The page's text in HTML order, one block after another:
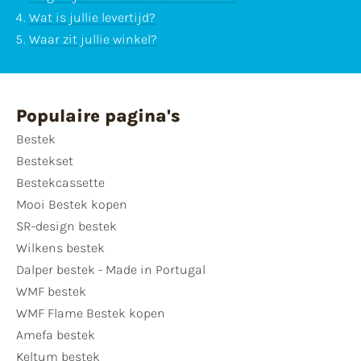
Wat is jullie levertijd?
Waar zit jullie winkel?
Populaire pagina's
Bestek
Bestekset
Bestekcassette
Mooi Bestek kopen
SR-design bestek
Wilkens bestek
Dalper bestek - Made in Portugal
WMF bestek
WMF Flame Bestek kopen
Amefa bestek
Keltum bestek